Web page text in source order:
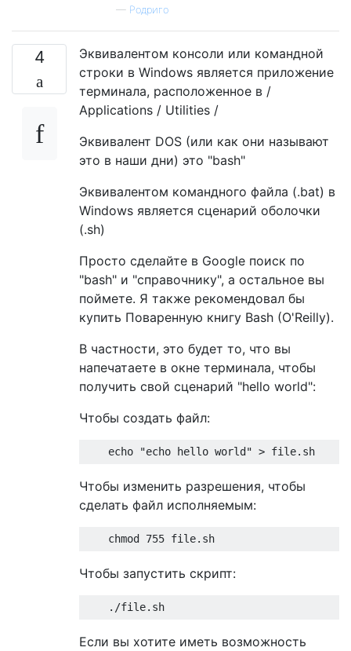
— Родриго
4
Эквивалентом консоли или командной
строки в Windows является приложение
терминала, расположенное в /
Applications / Utilities /
Эквивалент DOS (или как они называют
это в наши дни) это "bash"
Эквивалентом командного файла (.bat) в
Windows является сценарий оболочки
(.sh)
Просто сделайте в Google поиск по
"bash" и "справочнику", а остальное вы
поймете. Я также рекомендовал бы
купить Поваренную книгу Bash (O'Reilly).
В частности, это будет то, что вы
напечатаете в окне терминала, чтобы
получить свой сценарий "hello world":
Чтобы создать файл:
    echo
"echo hello world" > file. sh
Чтобы изменить разрешения, чтобы
сделать файл исполняемым:
    chmod
755 file. sh
Чтобы запустить скрипт:
./file. sh
Если вы хотите иметь возможность